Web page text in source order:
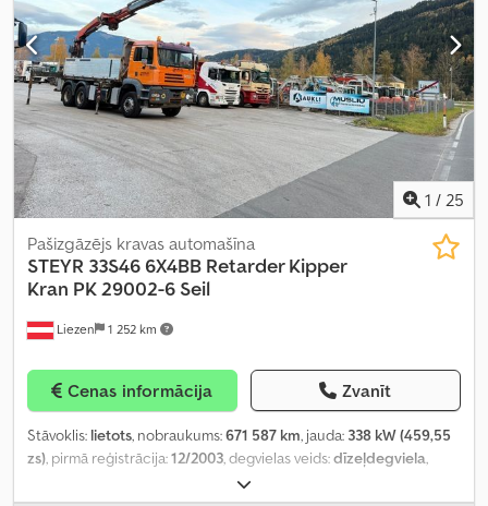
1 / 25
Liezen 1 252 km
Pašizgāzējs kravas automašīna
STEYR 33S46 6X4BB Retarder Kipper
Kran PK 29002-6 Seil
Cenas informācija Zvanīt
Stāvoklis: lietots, nobraukums:671 587 km, jauda: 338 kW (459,55
zs), pirmā reģistrācija:12/2003, degvielas veids:dīzeļdegviela,
, asu konfigurācija: